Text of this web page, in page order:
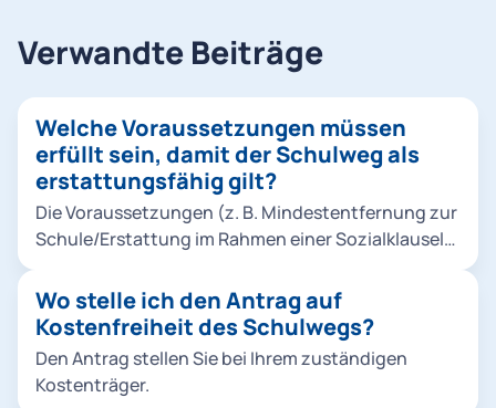
Verwandte Beiträge
Welche Voraussetzungen müssen
erfüllt sein, damit der Schulweg als
erstattungsfähig gilt?
Die Voraussetzungen (z. B. Mindestentfernung zur
Schule/Erstattung im Rahmen einer Sozialklausel)
Bitte wenden Sie sich für Details direkt an die für
Sie zuständige Stelle bei der Landeshauptstadt
München oder Ihrer Gemeinde bzw. Schule.
Wo stelle ich den Antrag auf
Kostenfreiheit des Schulwegs?
Den Antrag stellen Sie bei Ihrem zuständigen
Kostenträger.